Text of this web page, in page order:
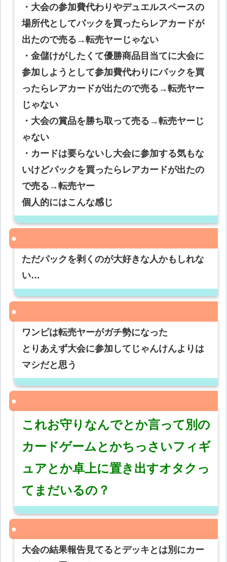
・大会の参加費代わりやデュエルスペースの
場所代としてパックを買ったらレアカードが
出たので売る→転売ヤーじゃない
・金儲けがしたくて優勝商品目当てに大会に
参加しようとして参加費代わりにパックを買
ったらレアカードが出たので売る→転売ヤー
じゃない
・大会の賞品を勝ち取って売る→転売ヤーじ
ゃない
・カードは要らないし大会に参加する気もな
いけどパックを買ったらレアカードが出たの
で売る→転売ヤー
個人的にはこんな感じ
ただパックを剥くのが大好きな人かもしれな
い…
ワンピは転売ヤーがガチ勢になった
とりあえず大会に参加してじゃんけんよりは
マシだと思う
これお守りなんでとか言って別の
カードゲームとかちっさいフィギ
ュアとか卓上に置き出すオタクっ
てまだいるの？
大会の結果報告見てるとデッキとは別にカー